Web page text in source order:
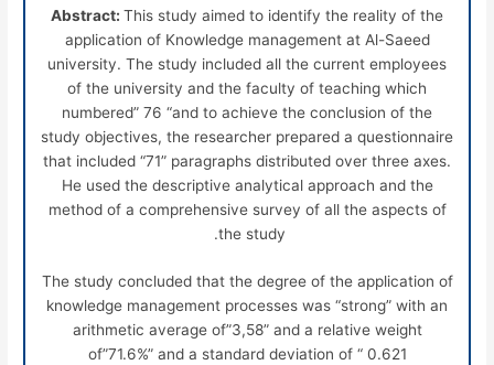
Abstract: This study aimed to identify the reality of the
application of Knowledge management at Al-Saeed
university. The study included all the current employees
of the university and the faculty of teaching which
numbered” 76 “and to achieve the conclusion of the
study objectives, the researcher prepared a questionnaire
that included “71” paragraphs distributed over three axes.
He used the descriptive analytical approach and the
method of a comprehensive survey of all the aspects of
the study.
The study concluded that the degree of the application of
knowledge management processes was “strong” with an
arithmetic average of”3,58” and a relative weight
of”71.6%” and a standard deviation of “ 0.621